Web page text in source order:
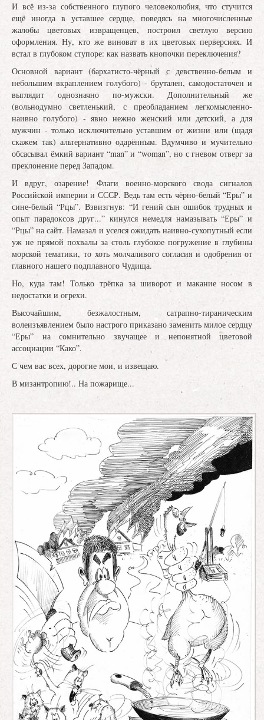
И всё из-за собственного глупого человеколюбия, что стучится
ещё иногда в уставшее сердце, поведясь на многочисленные
жалобы цветовых извращенцев, построил светлую версию
оформления. Ну, кто же виноват в их цветовых перверсиях. И
встал в глубоком ступоре: как назвать кнопочки переключения?
Основной вариант (бархатисто-чёрный с девственно-белым и
небольшим вкраплением голубого) - брутален, самодостаточен и
выглядит однозначно по-мужски. Дополнительный же
(вольнодумно светленький, с преобладанием легкомысленно-
наивно голубого) - явно нежно женский или детский, а для
мужчин - только исключительно уставшим от жизни или (щадя
скажем так) альтернативно одарённым. Вдумчиво и мучительно
обсасывал ёмкий вариант “man” и “woman”, но с гневом отверг за
преклонение перед Западом.
И вдруг, озарение! Флаги военно-морского свода сигналов
Российской империи и СССР. Ведь там есть чёрно-белый “Еры” и
сине-белый “Рцы”. Взвизгнув: “И гений сын ошибок трудных и
опыт парадоксов друг...” кинулся немедля намазывать “Еры” и
“Рцы” на сайт. Намазал и уселся ожидать наивно-сухопутный если
уж не прямой похвалы за столь глубокое погружение в глубины
морской тематики, то хоть молчаливого согласия и одобрения от
главного нашего подплавного Чудища.
Но, куда там! Только трёпка за шиворот и макание носом в
недостатки и огрехи.
Высочайшим, безжалостным, сатрапно-тираническим
волеизъявлением было настрого приказано заменить милое сердцу
“Еры” на сомнительно звучащее и непонятной цветовой
ассоциации “Како”.
С чем вас всех, дорогие мои, и извещаю.
В мизантропию!.. На пожарище...